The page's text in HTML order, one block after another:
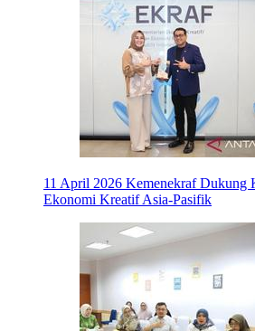
11 April 2026 Kemenekraf Dukung
Ekonomi Kreatif Asia-Pasifik